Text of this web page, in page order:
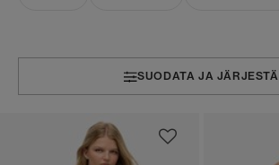
SUODATA JA JÄRJESTÄ